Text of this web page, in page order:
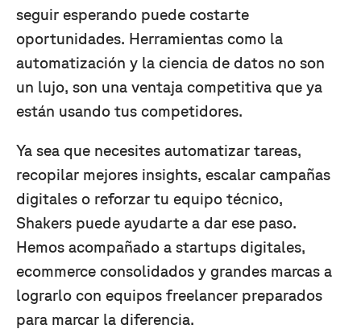
seguir esperando puede costarte
oportunidades. Herramientas como la
automatización y la ciencia de datos no son
un lujo, son una ventaja competitiva que ya
están usando tus competidores.
Ya sea que necesites automatizar tareas,
recopilar mejores insights, escalar campañas
digitales o reforzar tu equipo técnico,
Shakers puede ayudarte a dar ese paso.
Hemos acompañado a startups digitales,
ecommerce consolidados y grandes marcas a
lograrlo con equipos freelancer preparados
para marcar la diferencia.